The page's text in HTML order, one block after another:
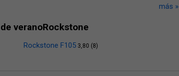
más »
veranoRockstone
Rockstone F105 3,80 (8)